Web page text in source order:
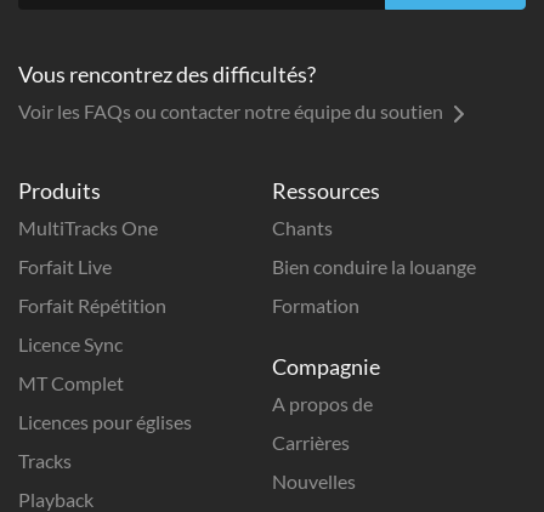
Produits
MultiTracks One
Forfait Live
Forfait Répétition
Licence Sync
MT Complet
Licences pour églises
Tracks
Playback
Ressources
Chants
Bien conduire la louange
Formation
Compagnie
A propos de
Carrières
Nouvelles
Vous rencontrez des difficultés?
Voir les FAQs ou contacter notre équipe du soutien